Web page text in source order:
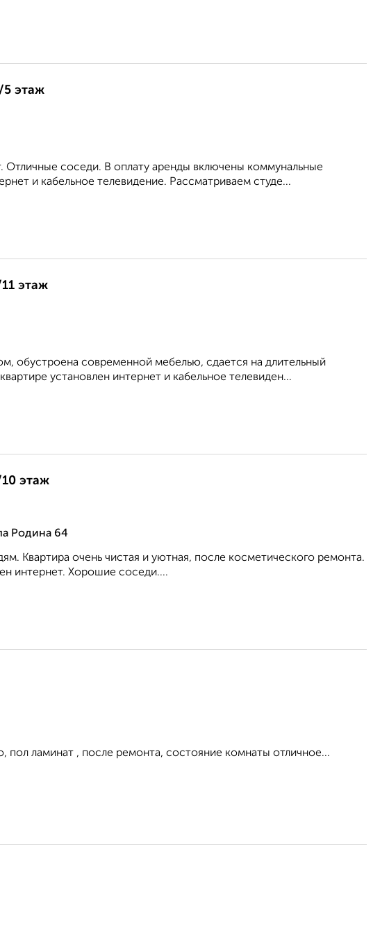
5 этаж
Отличные соседи. В оплату аренды включены коммунальные
и кабельное телевидение. Рассматриваем студе...
этаж
обустроена современной мебелью, сдается на длительный
установлен интернет и кабельное телевиден...
этаж
Родина 64
Квартира очень чистая и уютная, после косметического ремонта.
интернет. Хорошие соседи....
пол ламинат , после ремонта, состояние комнаты отличное...